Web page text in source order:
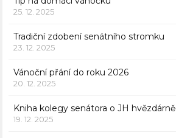
25. 12. 2025
Tradiční zdobení senátního stromku
23. 12. 2025
Vánoční přání do roku 2026
20. 12. 2025
Kniha kolegy senátora o JH hvězdárně
19. 12. 2025